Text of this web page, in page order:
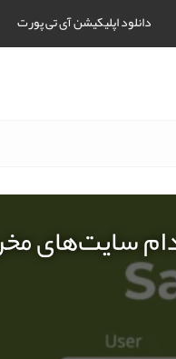
دانلود اپلیکیشن آی تی پورت
دام سایت‌های